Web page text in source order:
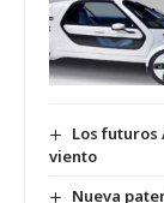
Los futuros
viento
Nueva